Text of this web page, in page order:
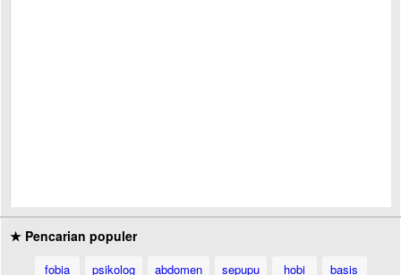
★ Pencarian populer
fobia psikolog abdomen sepupu hobi
basis